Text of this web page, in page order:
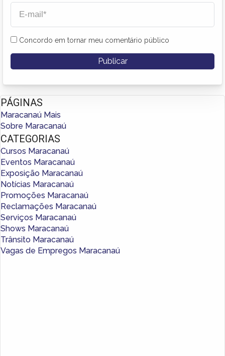
Concordo em tornar meu comentário público
PÁGINAS
Maracanaú Mais
Sobre Maracanaú
CATEGORIAS
Cursos Maracanaú
Eventos Maracanaú
Exposição Maracanaú
Notícias Maracanaú
Promoções Maracanaú
Reclamações Maracanaú
Serviços Maracanaú
Shows Maracanaú
Trânsito Maracanaú
Vagas de Empregos Maracanaú